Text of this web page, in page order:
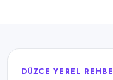
DÜZCE YEREL